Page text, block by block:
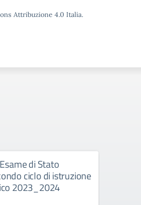
Attribuzione 4.0 Italia.
di Stato
ciclo di istruzione
2023_2024